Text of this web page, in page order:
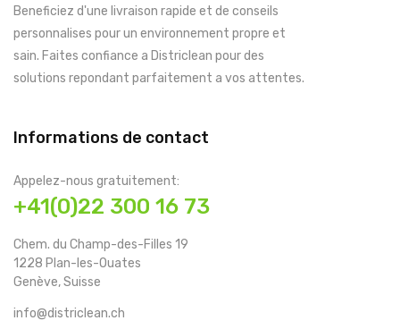
Beneficiez d'une livraison rapide et de conseils
personnalises pour un environnement propre et
sain. Faites confiance a Districlean pour des
solutions repondant parfaitement a vos attentes.
Informations de contact
Appelez-nous gratuitement:
+41(0)22 300 16 73
Chem. du Champ-des-Filles 19
1228 Plan-les-Ouates
Genève, Suisse
info@districlean.ch